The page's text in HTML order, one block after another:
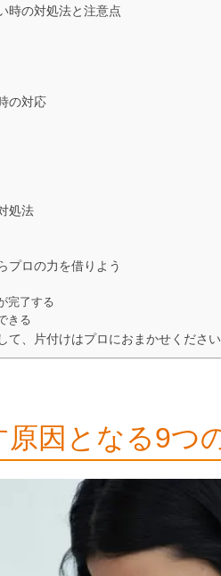
時の対処法と注意点
の対応
処法
プロの力を借りよう
完了する
きる
、片付けはプロにおまかせください
因となる9つ